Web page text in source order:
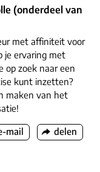
(onderdeel van
met affiniteit voor
je ervaring met
op zoek naar een
kunt inzetten?
maken van het
mail delen